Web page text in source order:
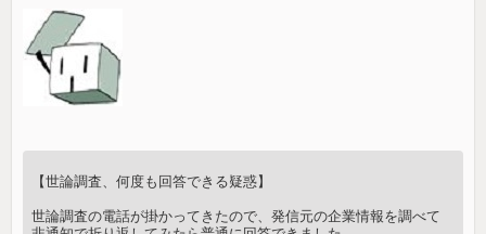
【世論調査、何度も回答できる疑惑】
世論調査の電話が掛かってきたので、発信元の企業情報を調べて